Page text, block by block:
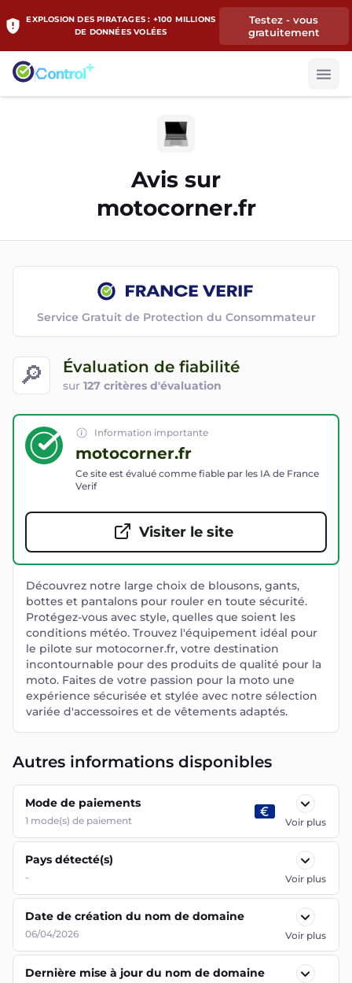
EXPLOSION DES PIRATAGES : +100 MILLIONS
DE DONNÉES VOLÉES
Testez - vous
gratuitement
Avis sur
motocorner.fr
🔎 Évaluation de fiabilité
sur 127 critères d'évaluation
Service Gratuit de Protection du Consommateur
Information importante
motocorner.fr
Ce site est évalué comme fiable par les IA de France
Verif
Visiter le site
Découvrez notre large choix de blousons, gants,
bottes et pantalons pour rouler en toute sécurité.
Protégez-vous avec style, quelles que soient les
conditions météo. Trouvez l'équipement idéal pour
le pilote sur motocorner.fr, votre destination
incontournable pour des produits de qualité pour la
moto. Faites de votre passion pour la moto une
expérience sécurisée et stylée avec notre sélection
variée d'accessoires et de vêtements adaptés.
Autres informations disponibles
Mode de paiements
1 mode(s) de paiement Voir plus
Pays détecté(s)
- Voir plus
Date de création du nom de domaine
06/04/2026 Voir plus
Dernière mise à jour du nom de domaine